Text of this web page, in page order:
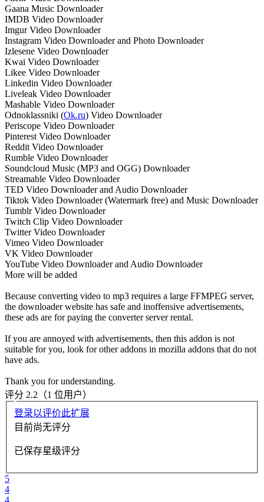
Gaana Music Downloader
IMDB Video Downloader
Imgur Video Downloader
Instagram Video Downloader and Photo Downloader
Izlesene Video Downloader
Kwai Video Downloader
Likee Video Downloader
Linkedin Video Downloader
Liveleak Video Downloader
Mashable Video Downloader
Odnoklassniki (Ok.ru) Video Downloader
Periscope Video Downloader
Pinterest Video Downloader
Reddit Video Downloader
Rumble Video Downloader
Soundcloud Music (MP3 and OGG) Downloader
Streamable Video Downloader
TED Video Downloader and Audio Downloader
Tiktok Video Downloader (Watermark free) and Music Downloader
Tumblr Video Downloader
Twitch Clip Video Downloader
Twitter Video Downloader
Vimeo Video Downloader
VK Video Downloader
YouTube Video Downloader and Audio Downloader
More will be added
Because converting video to mp3 requires a large FFMPEG server,
the downloader website has safe and inoffensive advertisements,
these ads are for paying the converter server rental.
If you are annoyed with advertisements, then this addon is not
suitable for you, look for other addons in mozilla addons that do not
have ads.
Thank you for understanding.
评分 2.2（1 位用户）
登录以评价此扩展
目前尚无评分
已保存星级评分
5
4